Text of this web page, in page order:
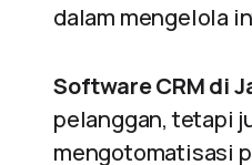
dalam mengelola
Software CRM di
pelanggan, tetapi
mengotomatisasi